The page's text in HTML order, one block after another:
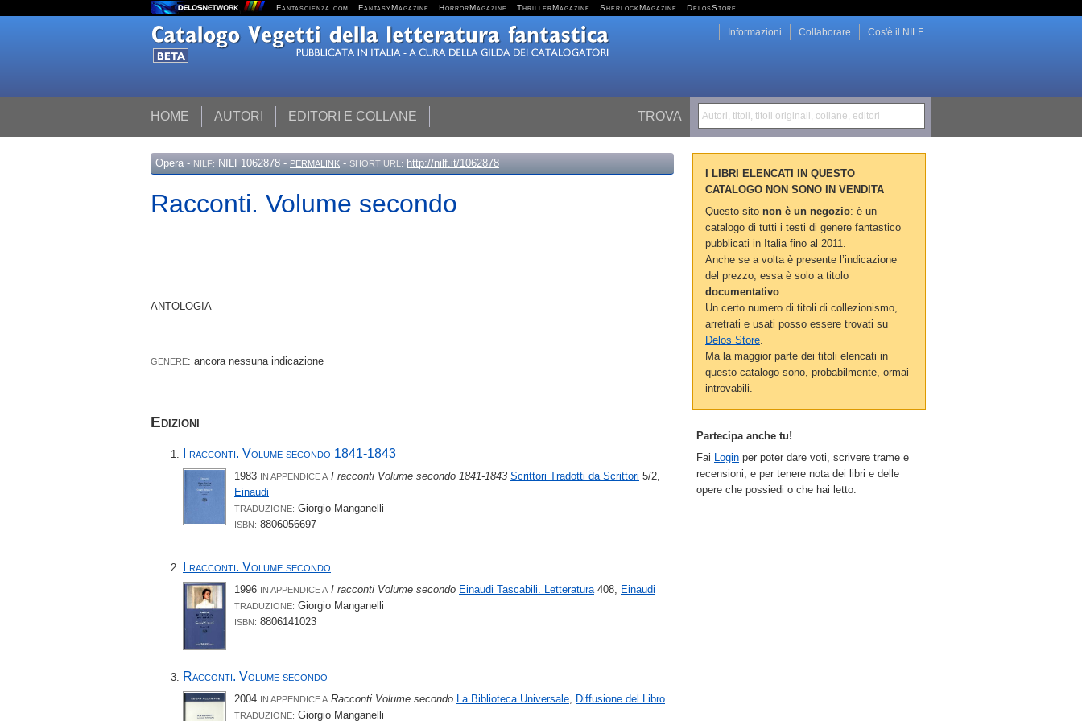
Fantascienza.com FantasyMagazine HorrorMagazine ThrillerMagazine SherlockMagazine DelosStore
TROVA Autori, titoli, titoli originali, collane, editori
HOME AUTORI EDITORI E COLLANE
Cos'è il NILF
Collaborare
Informazioni
Opera - NILF: NILF1062878 - PERMALINK - SHORT URL: http://nilf.it/1062878
Racconti. Volume secondo
ANTOLOGIA
GENERE: ancora nessuna indicazione
Edizioni
I racconti. Volume secondo 1841-1843
1983 IN APPENDICE A I racconti Volume secondo 1841-1843 Scrittori Tradotti da Scrittori 5/2,
Einaudi
TRADUZIONE: Giorgio Manganelli
ISBN: 8806056697
I racconti. Volume secondo
1996 IN APPENDICE A I racconti Volume secondo Einaudi Tascabili. Letteratura 408, Einaudi
TRADUZIONE: Giorgio Manganelli
ISBN: 8806141023
Racconti. Volume secondo
2004 IN APPENDICE A Racconti Volume secondo La Biblioteca Universale, Diffusione del Libro
TRADUZIONE: Giorgio Manganelli
I LIBRI ELENCATI IN QUESTO
CATALOGO NON SONO IN VENDITA
Questo sito non è un negozio: è un
catalogo di tutti i testi di genere fantastico
pubblicati in Italia fino al 2011.
Anche se a volta è presente l’indicazione
del prezzo, essa è solo a titolo
documentativo
Un certo numero di titoli di collezionismo,
arretrati e usati posso essere trovati su
Delos Store
Ma la maggior parte dei titoli elencati in
questo catalogo sono, probabilmente, ormai
introvabili.
Partecipa anche tu!
Fai Login per poter dare voti, scrivere trame e
recensioni, e per tenere nota dei libri e delle
opere che possiedi o che hai letto.